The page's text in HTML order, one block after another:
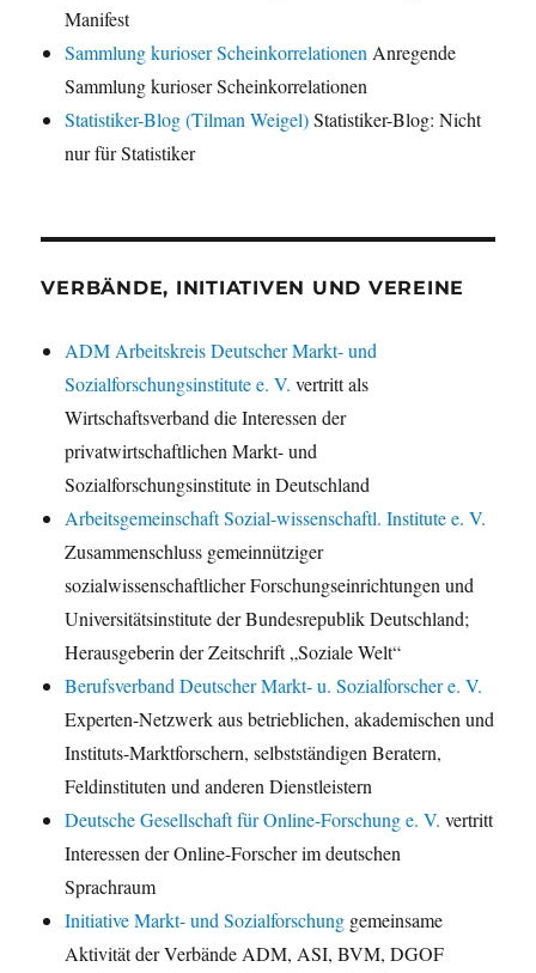
Manifest
Sammlung kurioser ScheinkorrelationenAnregende
Sammlung kurioser Scheinkorrelationen
Statistiker-Blog (Tilman Weigel)Statistiker-Blog: Nicht
nur für Statistiker
VERBÄNDE, INITIATIVEN UND VEREINE
ADM Arbeitskreis Deutscher Markt- und
Sozialforschungsinstitute e. V. vertritt als
Wirtschaftsverband die Interessen der
privatwirtschaftlichen Markt- und
Sozialforschungsinstitute in Deutschland
Arbeitsgemeinschaft Sozial-wissenschaftl. Institute e. V.
Zusammenschluss gemeinnütziger
sozialwissenschaftlicher Forschungseinrichtungen und
Universitätsinstitute der Bundesrepublik Deutschland;
Herausgeberin der Zeitschrift „Soziale Welt“
Berufsverband Deutscher Markt- u. Sozialforscher e. V.
Experten-Netzwerk aus betrieblichen, akademischen und
Instituts-Marktforschern, selbstständigen Beratern,
Feldinstituten und anderen Dienstleistern
Deutsche Gesellschaft für Online-Forschung e. V. vertritt
Interessen der Online-Forscher im deutschen
Sprachraum
Initiative Markt- und Sozialforschung gemeinsame
Aktivität der Verbände ADM, ASI, BVM, DGOF